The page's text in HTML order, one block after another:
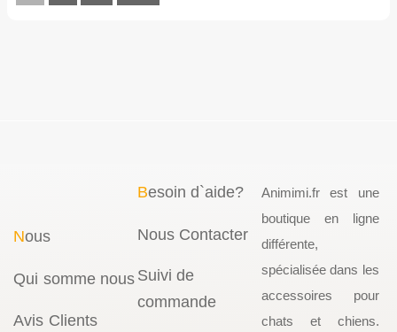
Nous
Qui somme nous
Avis Clients
Besoin d`aide?
Nous Contacter
Suivi de
commande
Animimi.fr est une
boutique en ligne
différente,
spécialisée dans les
accessoires pour
chats et chiens.